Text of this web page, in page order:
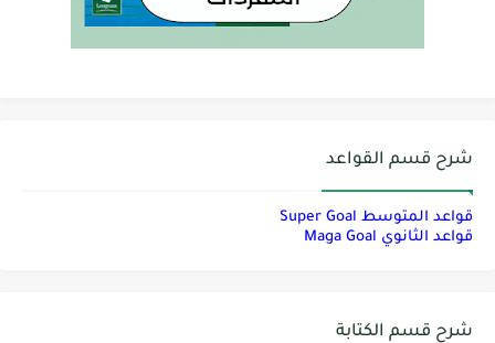
شرح قسم القواعد
قواعد المتوسط Super Goal
قواعد الثانوي Maga Goal
شرح قسم الكتابة